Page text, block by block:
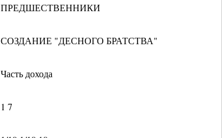
ПРЕДШЕСТВЕННИКИ
СОЗДАНИЕ "ДЕСНОГО БРАТСТВА"
Часть дохода
1 7